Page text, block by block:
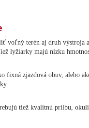
voľný terén aj druh výstroja
lyžiarky majú nízku
fixná zjazdová obuv, alebo
tiež kvalitnú prilbu,